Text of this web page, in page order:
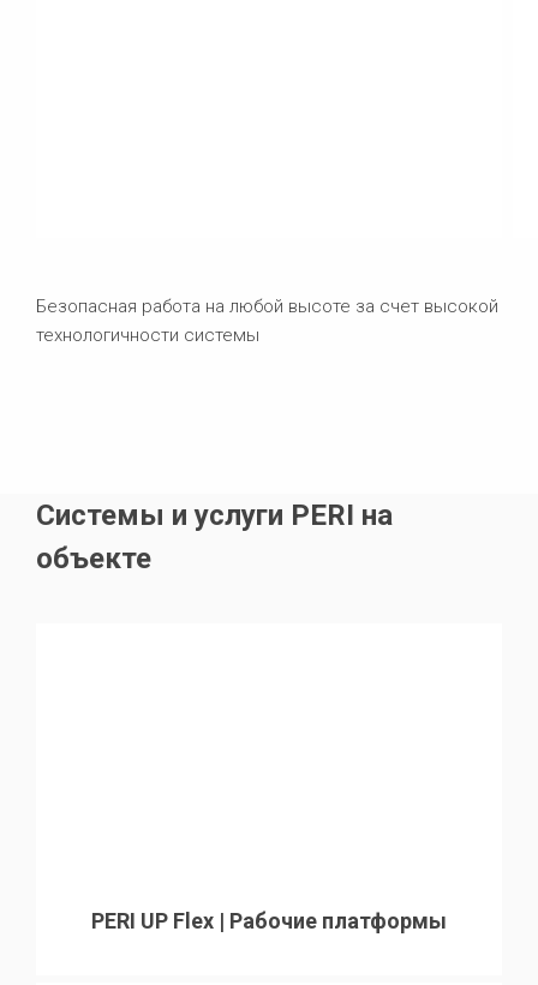
Безопасная работа на любой высоте за счет высокой
технологичности системы
Системы и услуги PERI на
объекте
PERI UP Flex | Рабочие платформы